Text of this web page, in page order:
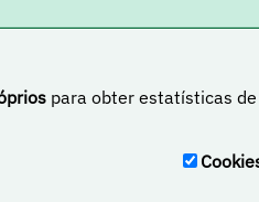
para obter estatísticas de
Esta obra está